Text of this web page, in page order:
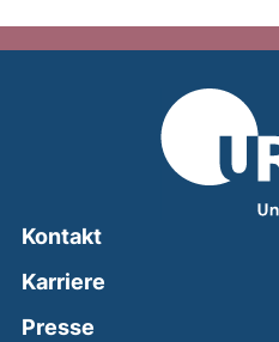
Kontakt
Karriere
Presse